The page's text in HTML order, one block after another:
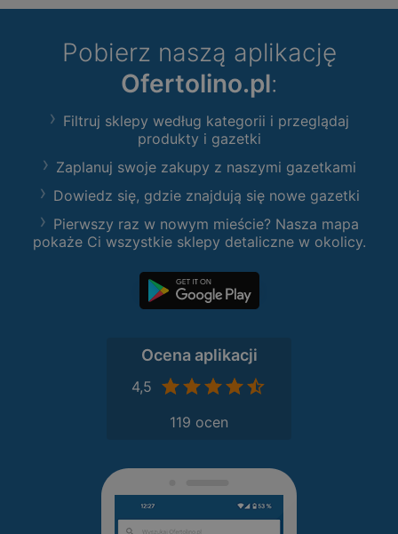
Pobierz naszą aplikację
Ofertolino.pl:
Filtruj sklepy według kategorii i przeglądaj
produkty i gazetki
Zaplanuj swoje zakupy z naszymi gazetkami
Dowiedz się, gdzie znajdują się nowe gazetki
Pierwszy raz w nowym mieście? Nasza mapa
pokaże Ci wszystkie sklepy detaliczne w okolicy.
Ocena aplikacji
4,5
119 ocen